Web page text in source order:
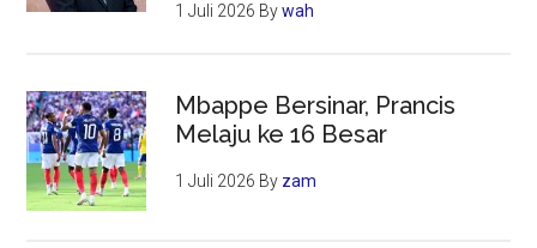
1 Juli 2026 Bywah
Mbappe Bersinar, Prancis
Melaju ke 16 Besar
1 Juli 2026 By zam